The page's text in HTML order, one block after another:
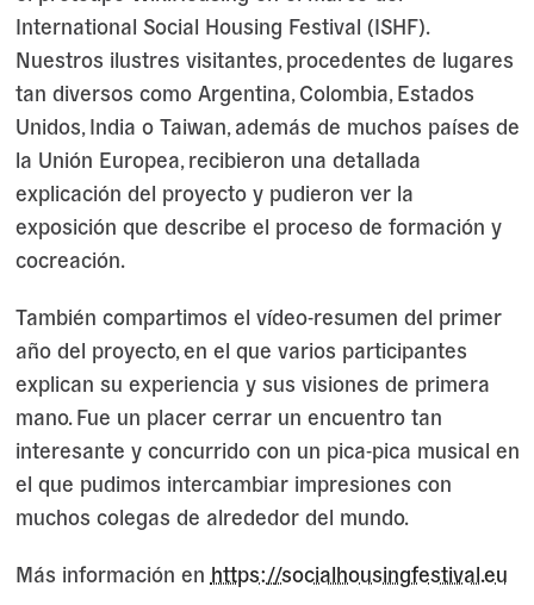
International Social Housing Festival (ISHF).
Nuestros ilustres visitantes, procedentes de lugares
tan diversos como Argentina, Colombia, Estados
Unidos, India o Taiwan, además de muchos países de
la Unión Europea, recibieron una detallada
explicación del proyecto y pudieron ver la
exposición que describe el proceso de formación y
cocreación.
También compartimos el vídeo-resumen del primer
año del proyecto, en el que varios participantes
explican su experiencia y sus visiones de primera
mano. Fue un placer cerrar un encuentro tan
interesante y concurrido con un pica-pica musical en
el que pudimos intercambiar impresiones con
muchos colegas de alrededor del mundo.
Más información en https://socialhousingfestival.eu